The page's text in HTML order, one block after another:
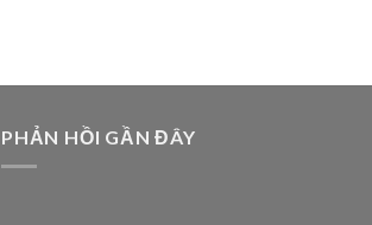
PHẢN HỒI GẦN ĐÂY